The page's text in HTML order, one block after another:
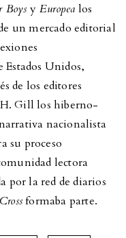
BoysyEuropea los
un mercado editorial
Estados Unidos,
de los editores
Gill los hiberno-
nacionalista
su proceso
lectora
por la red de diarios
formaba parte.